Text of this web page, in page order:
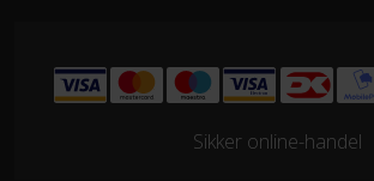
Sikker online-handel